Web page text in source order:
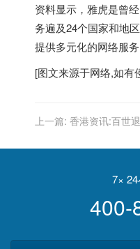
资料显示，雅虎是曾
务遍及24个国家和地
提供多元化的网络服务
[图文来源于网络,如有
上一篇: 香港资讯:百世退
卷”何时休？
7×
400-